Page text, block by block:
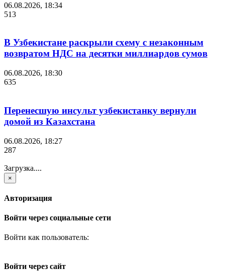
06.08.2026, 18:34
513
В Узбекистане раскрыли схему с незаконным
возвратом НДС на десятки миллиардов сумов
06.08.2026, 18:30
635
Перенесшую инсульт узбекистанку вернули
домой из Казахстана
06.08.2026, 18:27
287
Загрузка....
×
Авторизация
Войти через социальные сети
Войти как пользователь:
Войти через сайт